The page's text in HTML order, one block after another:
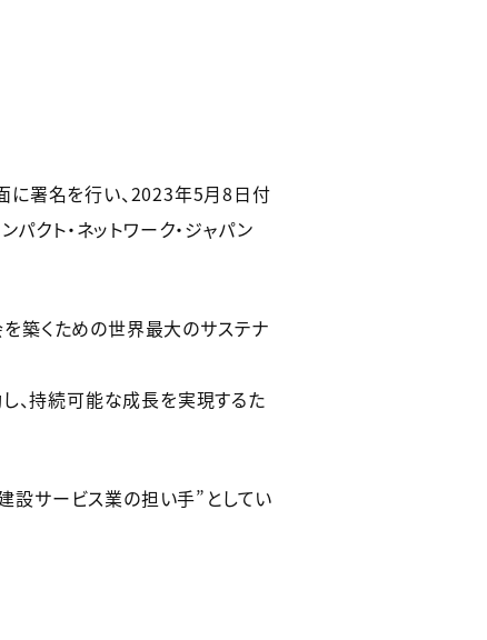
面に署名を行い、2023年5月8日付
クト・ネットワーク・ジャパン
を築くための世界最大のサステナ
、持続可能な成長を実現するた
設サービス業の担い手”としてい